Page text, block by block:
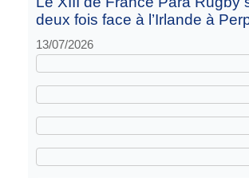
deux fois face à l’Irlande à
13/07/2026